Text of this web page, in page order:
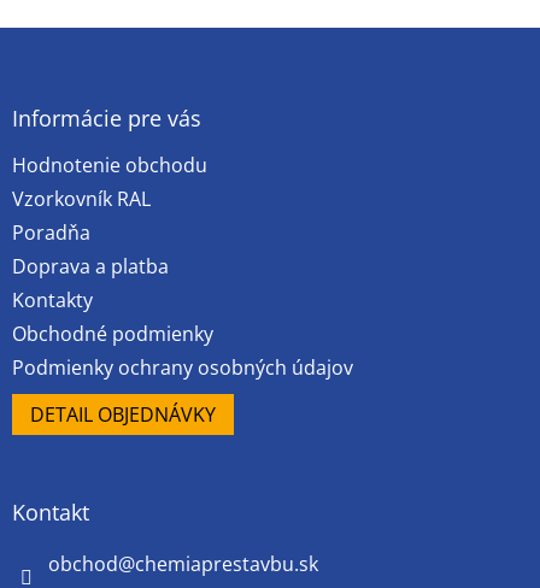
Informácie pre vás
Hodnotenie obchodu
Vzorkovník RAL
Poradňa
Doprava a platba
Kontakty
Obchodné podmienky
Podmienky ochrany osobných údajov
DETAIL OBJEDNÁVKY
Kontakt
obchod@chemiaprestavbu.sk